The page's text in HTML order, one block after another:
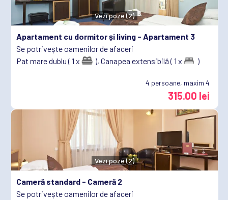
Vezi poze (2)
Apartament cu dormitor și living - Apartament 3
Se potrivește oamenilor de afaceri
Pat mare dublu ( 1 x
), Canapea extensibilă ( 1 x )
4 persoane, maxim 4
315.00 lei
Vezi poze (2)
Cameră standard - Cameră 2
Se potrivește oamenilor de afaceri